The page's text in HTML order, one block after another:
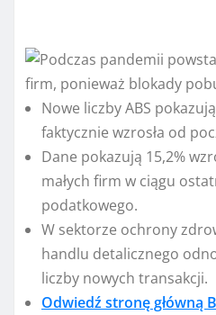
Nowe liczby ABS
faktycznie wzrosła od
Dane pokazują 15,2%
małych firm w ciągu
podatkowego.
W sektorze ochrony
handlu detalicznego
liczby nowych transakcji.
Odwiedź stronę główną